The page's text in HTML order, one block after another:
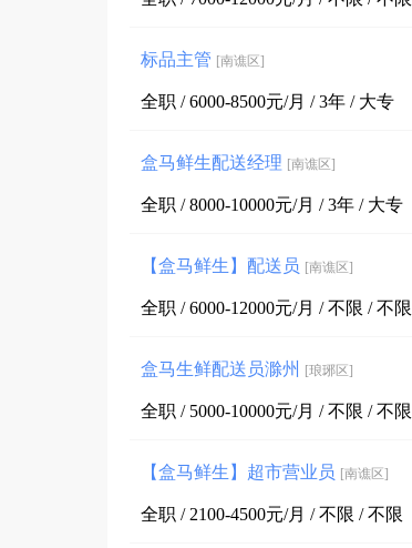
标品主管 [南谯区]
全职 / 6000-8500元/月 / 3年 / 大专
盒马鲜生配送经理 [南谯区]
全职 / 8000-10000元/月 / 3年 / 大专
【盒马鲜生】配送员 [南谯区]
全职 / 6000-12000元/月 / 不限 / 不限
盒马生鲜配送员滁州 [琅琊区]
全职 / 5000-10000元/月 / 不限 / 不限
【盒马鲜生】超市营业员 [南谯区]
全职 / 2100-4500元/月 / 不限 / 不限